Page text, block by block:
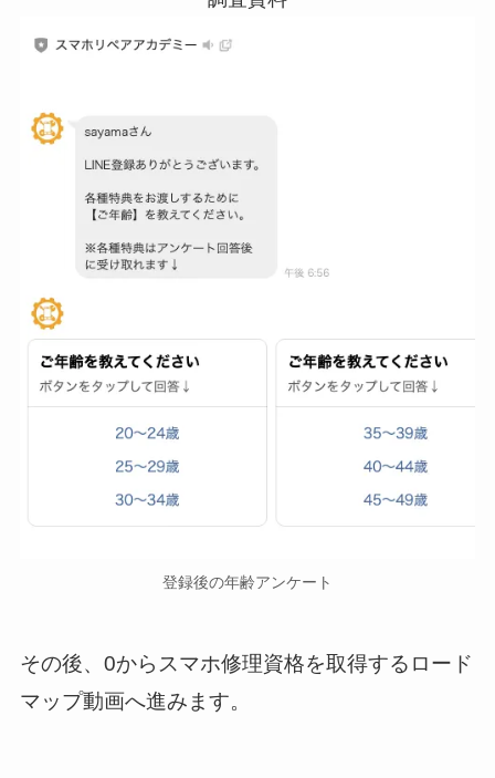
登録後の年齢アンケート
その後、0からスマホ修理資格を取得するロード
マップ動画へ進みます。